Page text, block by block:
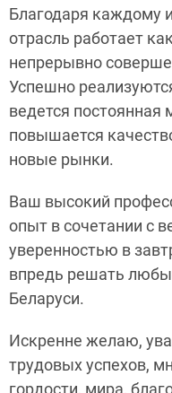
Благодаря каждому
отрасль работает
непрерывно
Успешно
ведется постоянная
повышается
новые рынки.
Ваш высокий
опыт в сочетании с
уверенностью в
впредь решать
Беларуси.
Искренне желаю,
трудовых успехов,
гордости, мира,